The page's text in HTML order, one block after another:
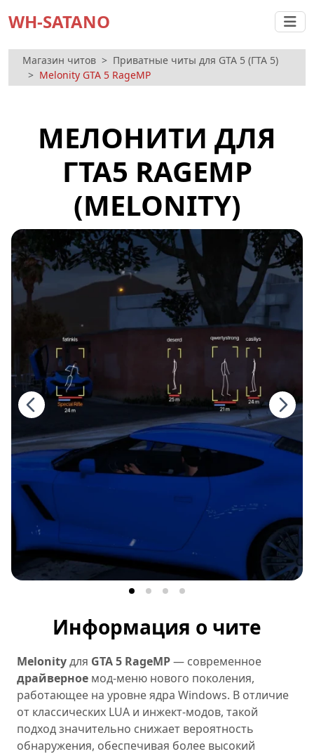
WH-SATANO
Магазин читов
Приватные читы для GTA 5 (ГТА 5)
Melonity GTA 5 RageMP
МЕЛОНИТИ ДЛЯ
ГТА5 RAGEMP
(MELONITY)
Информация о чите
Melonityдля GTA 5 RageMP— современное
драйверное мод-меню нового поколения,
работающее на уровне ядра Windows. В отличие
от классических LUA и инжект-модов, такой
подход значительно снижает вероятность
обнаружения, обеспечивая более высокий